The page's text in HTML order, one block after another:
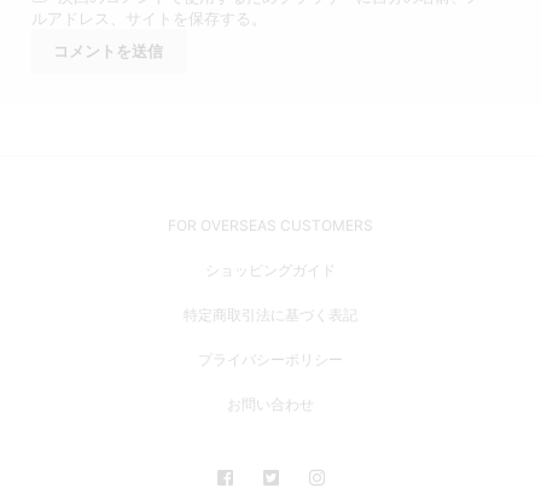
ルアドレス、サイトを保存する。
FOR OVERSEAS CUSTOMERS
ショッピングガイド
特定商取引法に基づく表記
プライバシーポリシー
お問い合わせ